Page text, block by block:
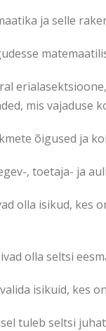
ja selle
mis vajaduse
õigused ja
, toetaja- ja
olla isikud, kes
olla seltsi
isikuid, kes
tuleb seltsi